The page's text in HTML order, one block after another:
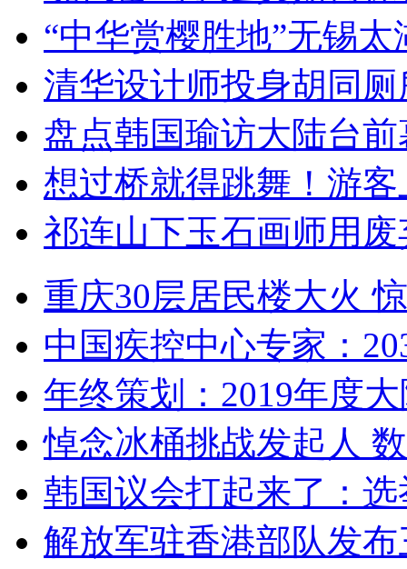
“中华赏樱胜地”无锡
清华设计师投身胡同
盘点韩国瑜访大陆台
想过桥就得跳舞！游客
祁连山下玉石画师用
重庆30层居民楼大火
中国疾控中心专家：
年终策划：2019年度
悼念冰桶挑战发起人
韩国议会打起来了：
解放军驻香港部队发